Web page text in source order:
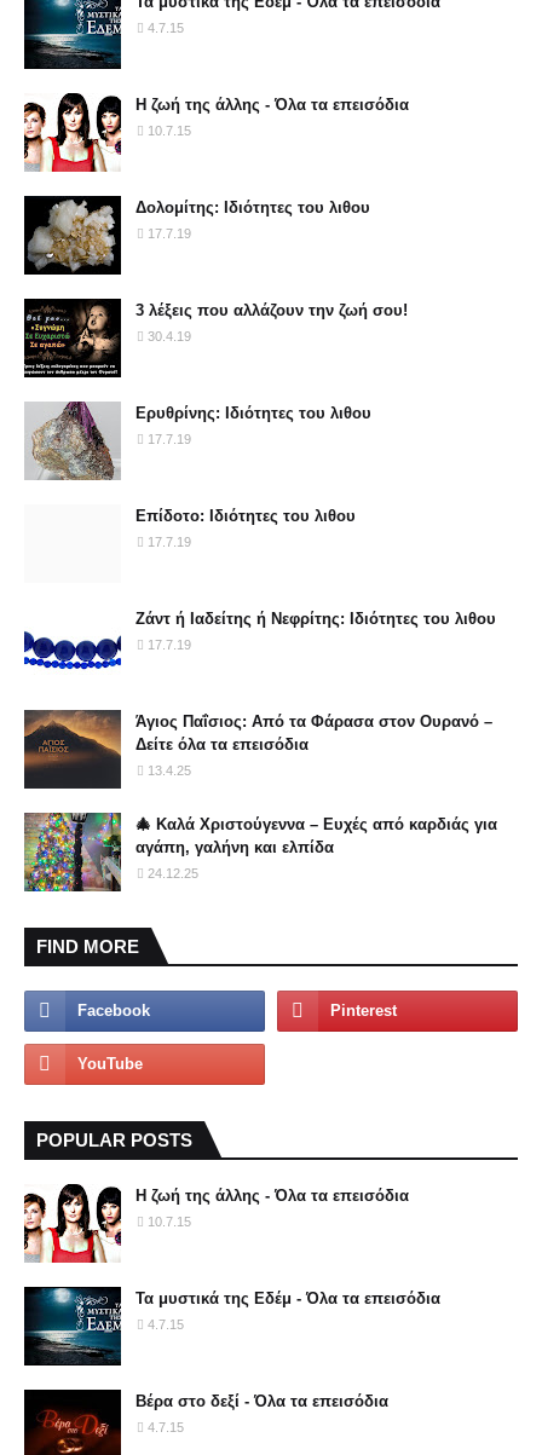
4.7.15
Η ζωή της άλλης - Όλα τα επεισόδια
10.7.15
Δολομίτης: Ιδιότητες του λιθου
17.7.19
3 λέξεις που αλλάζουν την ζωή σου!
30.4.19
Ερυθρίνης: Ιδιότητες του λιθου
17.7.19
Επίδοτο: Ιδιότητες του λιθου
17.7.19
Ζάντ ή Ιαδείτης ή Νεφρίτης: Ιδιότητες του λιθου
17.7.19
Άγιος Παΐσιος: Από τα Φάρασα στον Ουρανό –
Δείτε όλα τα επεισόδια
13.4.25
🎄 Καλά Χριστούγεννα – Ευχές από καρδιάς για
αγάπη, γαλήνη και ελπίδα
24.12.25
FIND MORE
POPULAR POSTS
Η ζωή της άλλης - Όλα τα επεισόδια
10.7.15
Τα μυστικά της Εδέμ - Όλα τα επεισόδια
4.7.15
Βέρα στο δεξί - Όλα τα επεισόδια
4.7.15